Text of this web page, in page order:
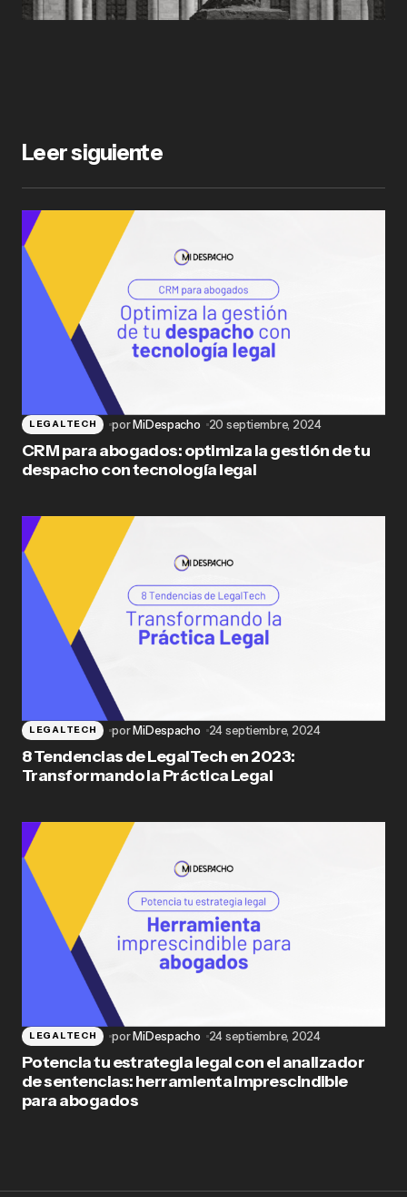
Leer siguiente
LEGALTECH porMiDespacho 20 septiembre, 2024
CRM para abogados: optimiza la gestión de tu
despacho con tecnología legal
LEGALTECH porMiDespacho 24 septiembre, 2024
8 Tendencias de LegalTech en 2023:
Transformando la Práctica Legal
LEGALTECH porMiDespacho 24 septiembre, 2024
Potencia tu estrategia legal con el analizador
de sentencias: herramienta imprescindible
para abogados